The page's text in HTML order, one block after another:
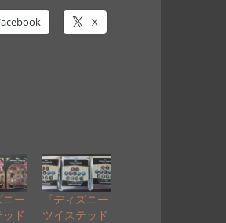
X
ニー
ッド
『ディズニー
ツイステッド